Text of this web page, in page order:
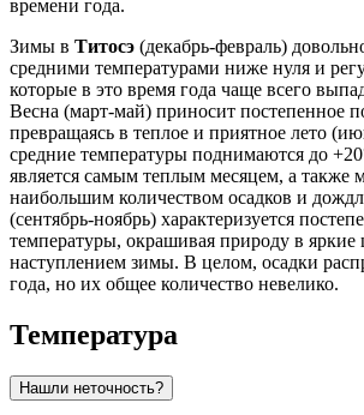
времени года.
Зимы в Титосэ (декабрь-февраль)
средними температурами ниже нуля и
которые в это время года чаще всего
Весна (март-май) приносит постепенное
превращаясь в теплое и приятное лето
средние температуры поднимаются до
является самым теплым месяцем, а также
наибольшим количеством осадков и
(сентябрь-ноябрь) характеризуется
температуры, окрашивая природу в яркие
наступлением зимы. В целом, осадки
года, но их общее количество невелико.
Температура
Нашли неточность?